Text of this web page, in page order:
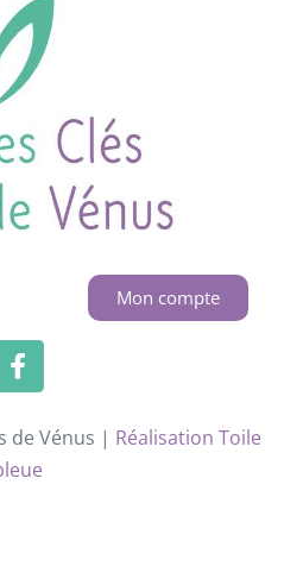
Mon compte
de Vénus | Réalisation Toile